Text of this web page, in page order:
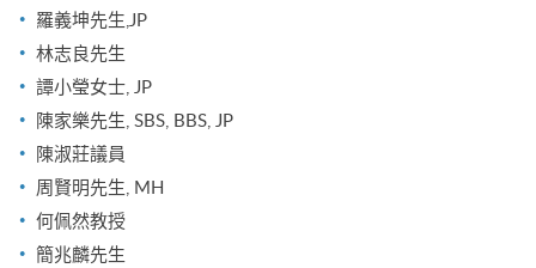
羅義坤先生,JP
林志良先生
譚小瑩女士, JP
陳家樂先生, SBS, BBS, JP
陳淑莊議員
周賢明先生, MH
何佩然教授
簡兆麟先生